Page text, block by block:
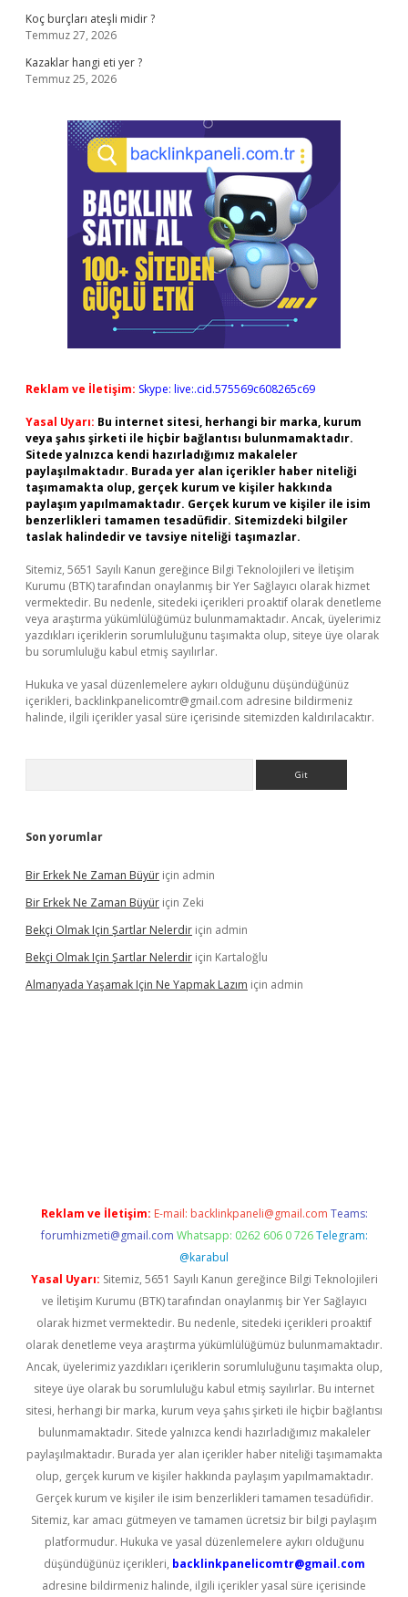
Koç burçları ateşli midir ?
Temmuz 27, 2026
Kazaklar hangi eti yer ?
Temmuz 25, 2026
Reklam ve İletişim: Skype: live:.cid.575569c608265c69
Yasal Uyarı: Bu internet sitesi, herhangi bir marka, kurum
veya şahıs şirketi ile hiçbir bağlantısı bulunmamaktadır.
Sitede yalnızca kendi hazırladığımız makaleler
paylaşılmaktadır. Burada yer alan içerikler haber niteliği
taşımamakta olup, gerçek kurum ve kişiler hakkında
paylaşım yapılmamaktadır. Gerçek kurum ve kişiler ile isim
benzerlikleri tamamen tesadüfidir. Sitemizdeki bilgiler
taslak halindedir ve tavsiye niteliği taşımazlar.
Sitemiz, 5651 Sayılı Kanun gereğince Bilgi Teknolojileri ve İletişim
Kurumu (BTK) tarafından onaylanmış bir Yer Sağlayıcı olarak hizmet
vermektedir. Bu nedenle, sitedeki içerikleri proaktif olarak denetleme
veya araştırma yükümlülüğümüz bulunmamaktadır. Ancak, üyelerimiz
yazdıkları içeriklerin sorumluluğunu taşımakta olup, siteye üye olarak
bu sorumluluğu kabul etmiş sayılırlar.
Hukuka ve yasal düzenlemelere aykırı olduğunu düşündüğünüz
içerikleri, backlinkpanelicomtr@gmail.com adresine bildirmeniz
halinde, ilgili içerikler yasal süre içerisinde sitemizden kaldırılacaktır.
Son yorumlar
Bir Erkek Ne Zaman Büyür için admin
Bir Erkek Ne Zaman Büyür için Zeki
Bekçi Olmak Için Şartlar Nelerdir için admin
Bekçi Olmak Için Şartlar Nelerdir için Kartaloğlu
Almanyada Yaşamak Için Ne Yapmak Lazım için admin
Reklam ve İletişim: E-mail: backlinkpaneli@gmail.com Teams:
forumhizmeti@gmail.com Whatsapp: 0262 606 0 726 Telegram:
@karabul
Yasal Uyarı: Sitemiz, 5651 Sayılı Kanun gereğince Bilgi Teknolojileri
ve İletişim Kurumu (BTK) tarafından onaylanmış bir Yer Sağlayıcı
olarak hizmet vermektedir. Bu nedenle, sitedeki içerikleri proaktif
olarak denetleme veya araştırma yükümlülüğümüz bulunmamaktadır.
Ancak, üyelerimiz yazdıkları içeriklerin sorumluluğunu taşımakta olup,
siteye üye olarak bu sorumluluğu kabul etmiş sayılırlar. Bu internet
sitesi, herhangi bir marka, kurum veya şahıs şirketi ile hiçbir bağlantısı
bulunmamaktadır. Sitede yalnızca kendi hazırladığımız makaleler
paylaşılmaktadır. Burada yer alan içerikler haber niteliği taşımamakta
olup, gerçek kurum ve kişiler hakkında paylaşım yapılmamaktadır.
Gerçek kurum ve kişiler ile isim benzerlikleri tamamen tesadüfidir.
Sitemiz, kar amacı gütmeyen ve tamamen ücretsiz bir bilgi paylaşım
platformudur. Hukuka ve yasal düzenlemelere aykırı olduğunu
düşündüğünüz içerikleri, backlinkpanelicomtr@gmail.com
adresine bildirmeniz halinde, ilgili içerikler yasal süre içerisinde